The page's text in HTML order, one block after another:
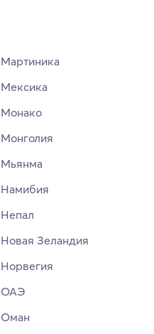
Мартиника
Мексика
Монако
Монголия
Мьянма
Намибия
Непал
Новая Зеландия
Норвегия
ОАЭ
Оман